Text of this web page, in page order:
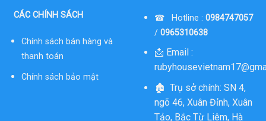
CÁC CHÍNH SÁCH
Chính sách bán hàng và
thanh toán
Chính sách bảo mật
☎ Hotline : 0984747057
/ 0965310638
📩 Email :
🏚 Trụ sở chính: SN 4,
ngõ 46, Xuân Đỉnh, Xuân
Tảo, Bắc Từ Liêm, Hà